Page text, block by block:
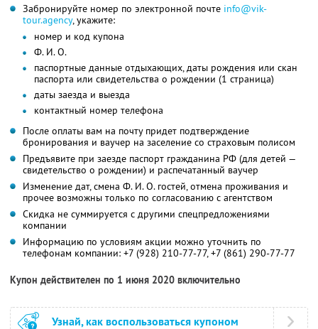
Забронируйте номер по электронной почте info@vik-
tour.agency, укажите:
номер и код купона
Ф. И. О.
паспортные данные отдыхающих, даты рождения или скан
паспорта или свидетельства о рождении (1 страница)
даты заезда и выезда
контактный номер телефона
После оплаты вам на почту придет подтверждение
бронирования и ваучер на заселение со страховым полисом
Предъявите при заезде паспорт гражданина РФ (для детей —
свидетельство о рождении) и распечатанный ваучер
Изменение дат, смена Ф. И. О. гостей, отмена проживания и
прочее возможны только по согласованию с агентством
Скидка не суммируется с другими спецпредложениями
компании
Информацию по условиям акции можно уточнить по
телефонам компании: +7 (928) 210-77-77,+7 (861) 290-77-77
Купон действителен по 1 июня 2020 включительно
Узнай, как воспользоваться купоном